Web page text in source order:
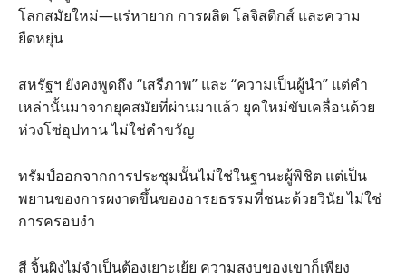
โลกสมัยใหม่—แร่หายาก การผลิต โลจิสติกส์ และความ
ยืดหยุ่น
สหรัฐฯ ยังคงพูดถึง “เสรีภาพ” และ “ความเป็นผู้นำ” แต่คำ
เหล่านั้นมาจากยุคสมัยที่ผ่านมาแล้ว ยุคใหม่ขับเคลื่อนด้วย
ห่วงโซ่อุปทาน ไม่ใช่คำขวัญ
ทรัมป์ออกจากการประชุมนั้นไม่ใช่ในฐานะผู้พิชิต แต่เป็น
พยานของการผงาดขึ้นของอารยธรรมที่ชนะด้วยวินัย ไม่ใช่
การครอบงำ
สี จิ้นผิงไม่จำเป็นต้องเยาะเย้ย ความสงบของเขาก็เพียง